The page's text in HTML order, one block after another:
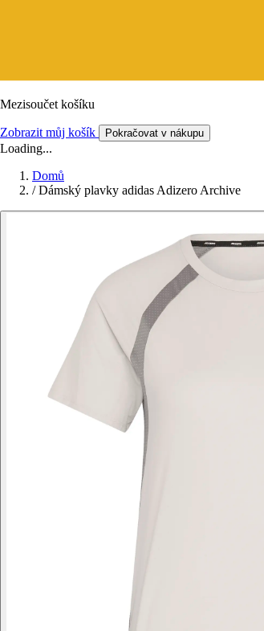
Mezisoučet košíku
Zobrazit můj košík Pokračovat v nákupu
Loading...
Domů
/ Dámský plavky adidas Adizero Archive